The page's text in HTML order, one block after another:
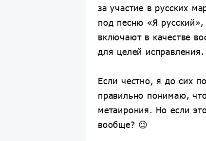
за участие в русских
под песню «Я
включают в качестве
для целей исправления.
Если честно, я до сих
правильно понимаю,
метаирония. Но если
вообще? 😉